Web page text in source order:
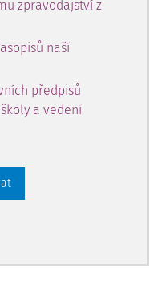
zpravodajství z
naší
předpisů
a vedení